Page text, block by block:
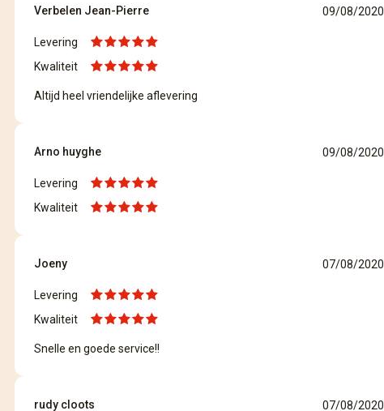
Verbelen Jean-Pierre 09/08/2020
Levering
Kwaliteit
Altijd heel vriendelijke aflevering
Arno huyghe 09/08/2020
Levering
Kwaliteit
Joeny 07/08/2020
Levering
Kwaliteit
Snelle en goede service!!
rudy cloots 07/08/2020